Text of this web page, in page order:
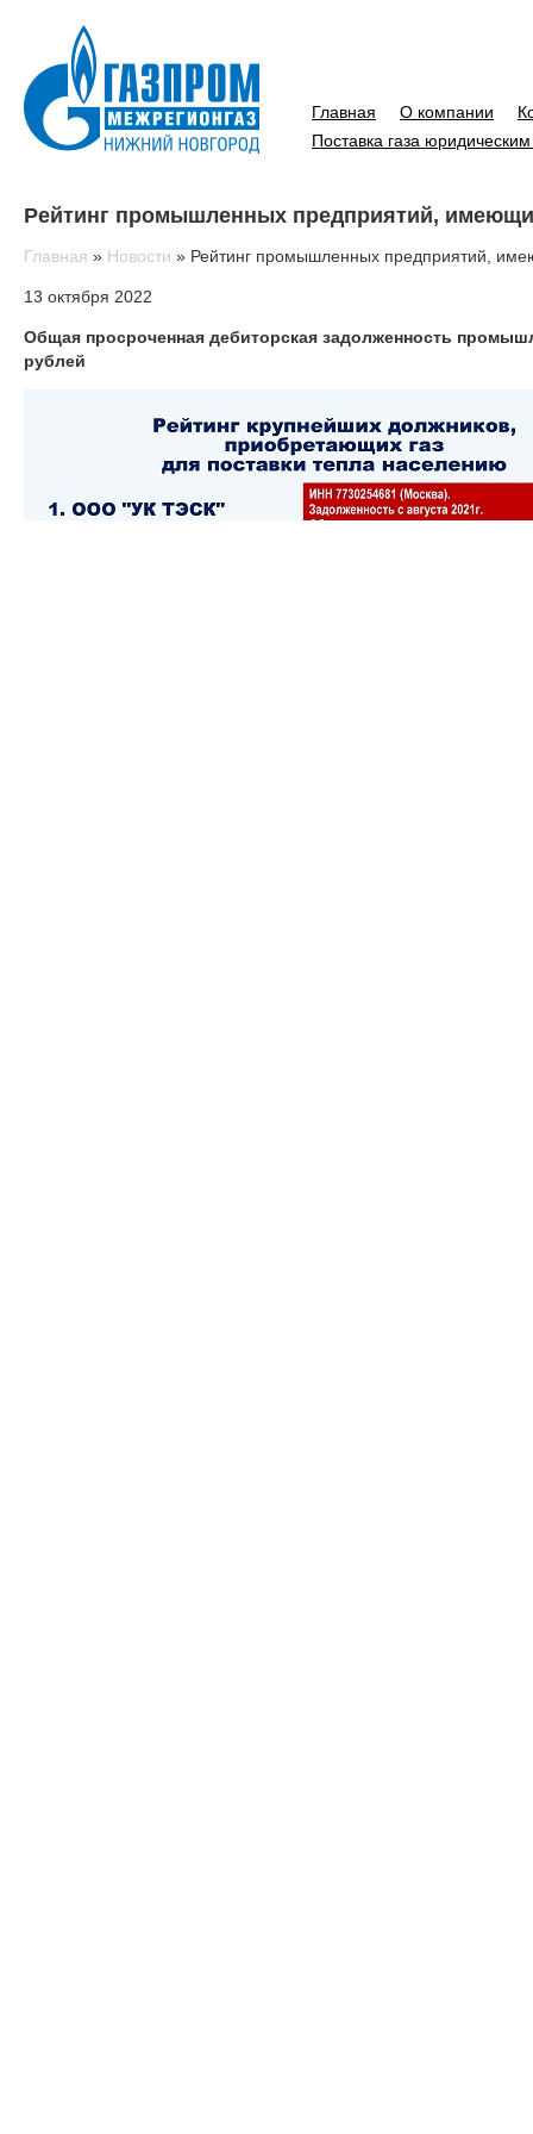
Главная О компании
Поставка газа
Рейтинг промышленных предприятий,
Главная » Новости » Рейтинг промышленных предприятий,
13 октября 2022
Общая просроченная дебиторская задолженность
рублей